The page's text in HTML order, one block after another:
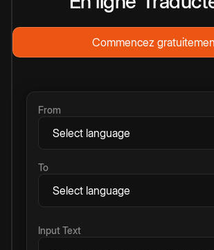
Commencez
From
To
Input Text